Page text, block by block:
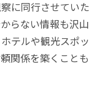
に同行させていた
らない情報も沢山
テルや観光スポッ
関係を築くことも